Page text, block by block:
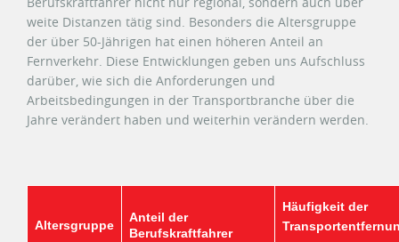
weite Distanzen tätig sind. Besonders die Altersgruppe
der über 50-Jährigen hat einen höheren Anteil an
Fernverkehr. Diese Entwicklungen geben uns Aufschluss
darüber, wie sich die Anforderungen und
Arbeitsbedingungen in der Transportbranche über die
Jahre verändert haben und weiterhin verändern werden.
Altersgruppe
Anteil der
Berufskraftfahrer
Häufigkeit der